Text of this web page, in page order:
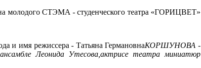
молодого СТЭМА - студенческого театра «ГОРИЦВЕТ»
и имя режиссера - Татьяна ГермановнаКОРШУНОВА -
Леонида Утесова,актрисе театра миниатюр